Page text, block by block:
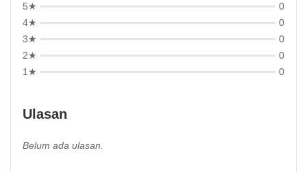
5★
0
4★
0
3★
0
2★
0
1★
0
Ulasan
Belum ada ulasan.